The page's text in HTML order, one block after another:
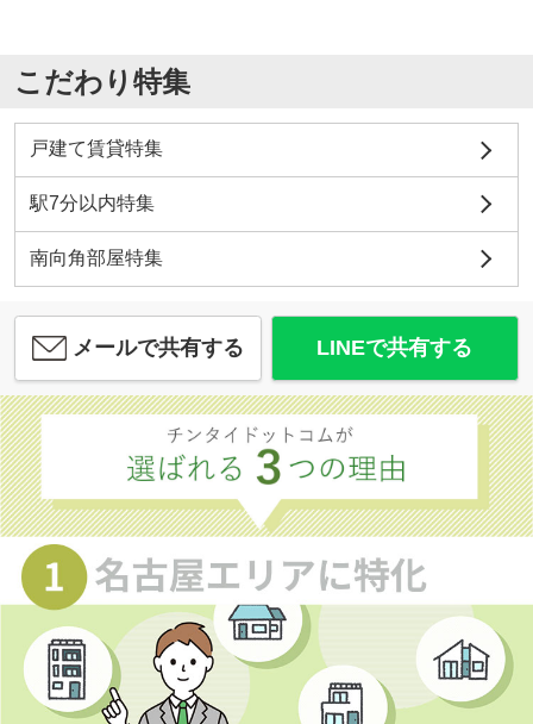
こだわり特集
戸建て賃貸特集
駅7分以内特集
南向角部屋特集
メールで共有する LINEで共有する